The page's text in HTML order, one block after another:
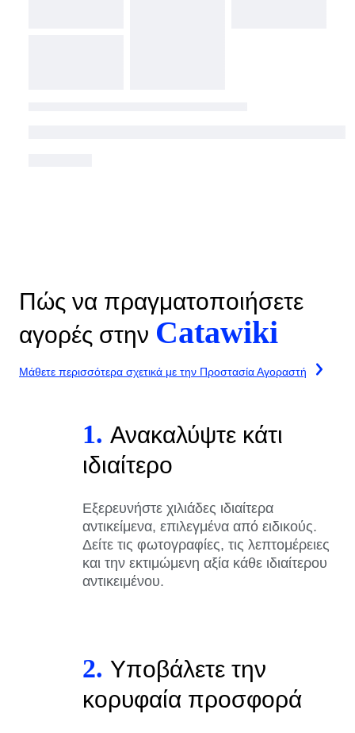
Πώς να πραγματοποιήσετε
αγορές στην Catawiki
Μάθετε περισσότερα σχετικά με την Προστασία Αγοραστή
1. Ανακαλύψτε κάτι
ιδιαίτερο
Εξερευνήστε χιλιάδες ιδιαίτερα
αντικείμενα, επιλεγμένα από ειδικούς.
Δείτε τις φωτογραφίες, τις λεπτομέρειες
και την εκτιμώμενη αξία κάθε ιδιαίτερου
αντικειμένου.
2. Υποβάλετε την
κορυφαία προσφορά